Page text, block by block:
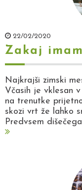
22/02/2020
Zakaj
Najkrajši zimski
Včasih je vklesan
na trenutke
skozi vrt že lahko
Predvsem